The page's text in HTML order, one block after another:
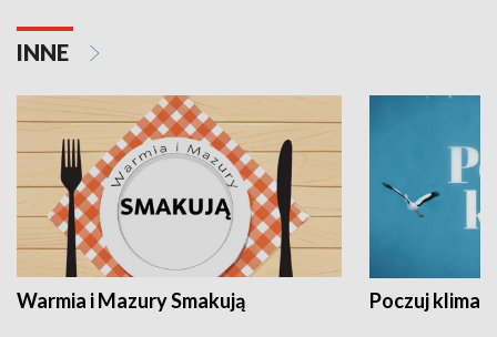
INNE
Warmia i Mazury Smakują Poczuj klimat